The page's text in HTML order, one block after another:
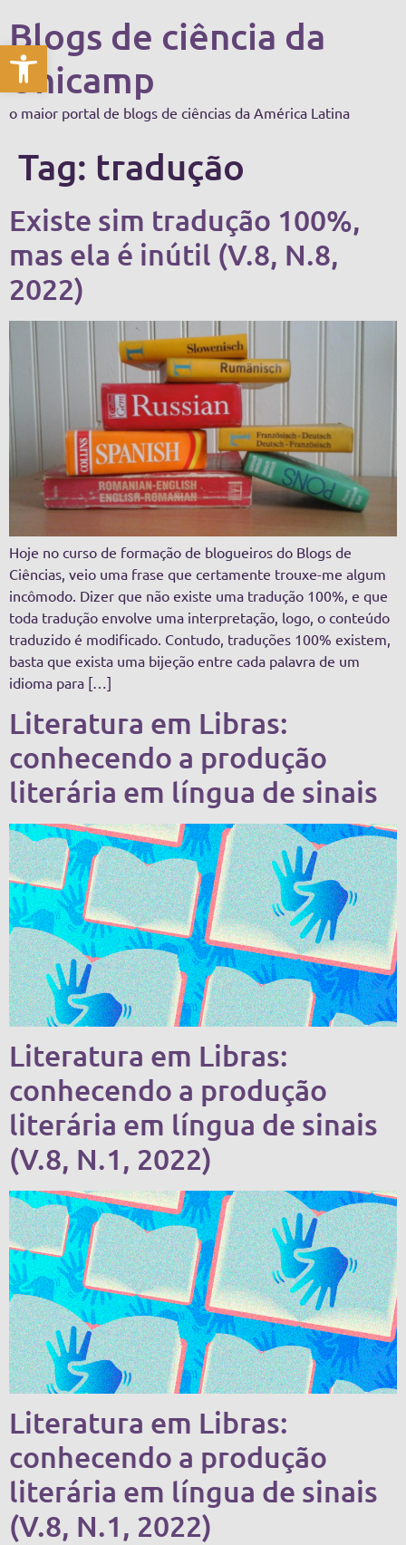
Abrir a barra de ferramentas
Blogs de ciência da
Unicamp
o maior portal de blogs de ciências da América Latina
Tag: tradução
Existe sim tradução 100%,
mas ela é inútil (V.8, N.8,
2022)
Hoje no curso de formação de blogueiros do Blogs de
Ciências, veio uma frase que certamente trouxe-me algum
incômodo. Dizer que não existe uma tradução 100%, e que
toda tradução envolve uma interpretação, logo, o conteúdo
traduzido é modificado. Contudo, traduções 100% existem,
basta que exista uma bijeção entre cada palavra de um
idioma para […]
Literatura em Libras:
conhecendo a produção
literária em língua de sinais
Literatura em Libras:
conhecendo a produção
literária em língua de sinais
(V.8, N.1, 2022)
Literatura em Libras:
conhecendo a produção
literária em língua de sinais
(V.8, N.1, 2022)